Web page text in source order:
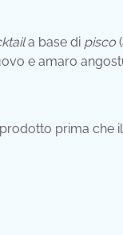
a base di pisco
e amaro
prima che